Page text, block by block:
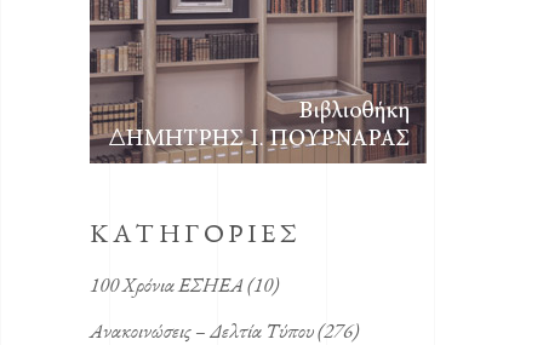
KΑΤΗΓΟΡΙΕΣ
100 Χρόνια ΕΣΗΕΑ(10)
Ανακοινώσεις – Δελτία Τύπου(276)